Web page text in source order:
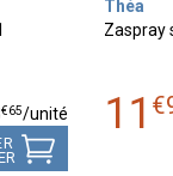
€65/unité
Théa
Zaspray
11 €